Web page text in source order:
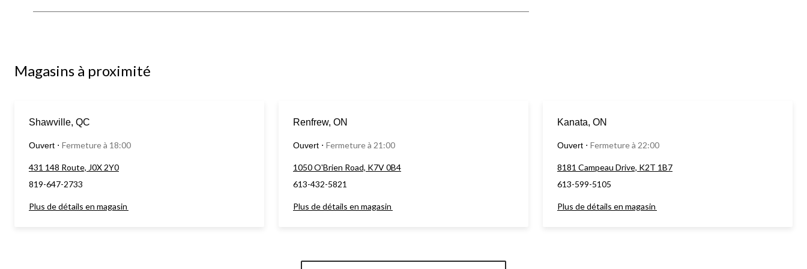
Magasins à proximité
Shawville, QC
Ouvert ⋅ Fermeture à 18:00
431 148 Route, J0X 2Y0
819-647-2733
Plus de détails en magasin
Renfrew, ON
Ouvert ⋅ Fermeture à 21:00
1050 O'Brien Road, K7V 0B4
613-432-5821
Plus de détails en magasin
Kanata, ON
Ouvert ⋅ Fermeture à 22:00
8181 Campeau Drive, K2T 1B7
613-599-5105
Plus de détails en magasin